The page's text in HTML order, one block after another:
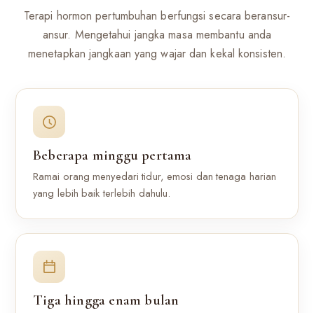
Terapi hormon pertumbuhan berfungsi secara beransur-
ansur. Mengetahui jangka masa membantu anda
menetapkan jangkaan yang wajar dan kekal konsisten.
Beberapa minggu pertama
Ramai orang menyedari tidur, emosi dan tenaga harian
yang lebih baik terlebih dahulu.
Tiga hingga enam bulan